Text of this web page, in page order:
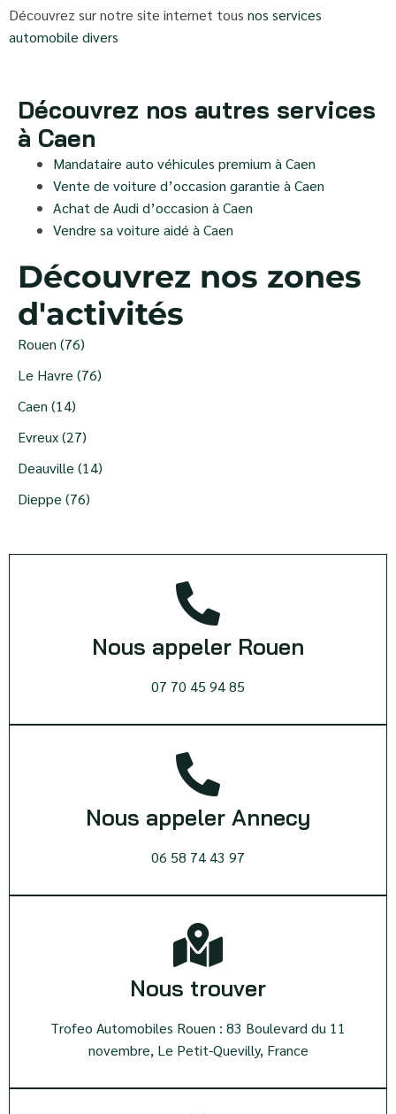
Découvrez sur notre site internet tous nos services
automobile divers
Découvrez nos autres services
à Caen
Mandataire auto véhicules premium à Caen
Vente de voiture d’occasion garantie à Caen
Achat de Audi d’occasion à Caen
Vendre sa voiture aidé à Caen
Découvrez nos zones
d'activités
Rouen (76)
Le Havre (76)
Caen (14)
Evreux (27)
Deauville (14)
Dieppe (76)
Nous appeler Rouen
07 70 45 94 85
Nous appeler Annecy
06 58 74 43 97
Nous trouver
Trofeo Automobiles Rouen : 83 Boulevard du 11
novembre, Le Petit-Quevilly, France